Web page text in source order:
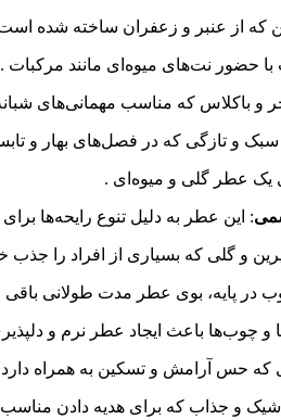
که از عنبر و زعفران ساخته شده
حضور نت‌های میوه‌ای مانند مرکبات .
و باکلاس که مناسب مهمانی‌های
سبک و تازگی که در فصل‌های بهار و
یک عطر گلی و میوه‌ای .
: این عطر به دلیل تنوع رایحه‌ها
و گلی که بسیاری از افراد را جذب
در پایه، بوی عطر مدت طولانی باقی
و چوب‌ها باعث ایجاد عطر نرم و
که حس آرامش و تسکین به همراه
شیک و جذاب که برای هدیه دادن